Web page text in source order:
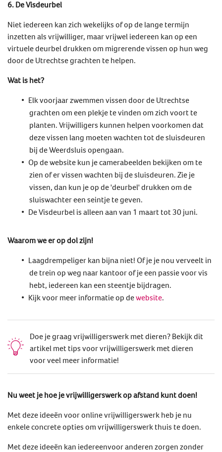
6. De Visdeurbel
Niet iedereen kan zich wekelijks of op de lange termijn
inzetten als vrijwilliger, maar vrijwel iedereen kan op een
virtuele deurbel drukken om migrerende vissen op hun weg
door de Utrechtse grachten te helpen.
Wat is het?
Elk voorjaar zwemmen vissen door de Utrechtse
grachten om een plekje te vinden om zich voort te
planten. Vrijwilligers kunnen helpen voorkomen dat
deze vissen lang moeten wachten tot de sluisdeuren
bij de Weerdsluis opengaan.
Op de website kun je camerabeelden bekijken om te
zien of er vissen wachten bij de sluisdeuren. Zie je
vissen, dan kun je op de 'deurbel' drukken om de
sluiswachter een seintje te geven.
De Visdeurbel is alleen aan van 1 maart tot 30 juni.
Waarom we er op dol zijn!
Laagdrempeliger kan bijna niet! Of je je nou verveelt in
de trein op weg naar kantoor of je een passie voor vis
hebt, iedereen kan een steentje bijdragen.
Kijk voor meer informatie op dewebsite.
Doe je graag vrijwilligerswerk met dieren? Bekijk dit
artikel met tips voor vrijwilligerswerk met dieren
voor veel meer informatie!
Nu weet je hoe je vrijwilligerswerk op afstand kunt doen!
Met deze ideeën voor online vrijwilligerswerk heb je nu
enkele concrete opties om vrijwilligerswerk thuis te doen.
Met deze ideeën kan iedereenvoor anderen zorgen zonder